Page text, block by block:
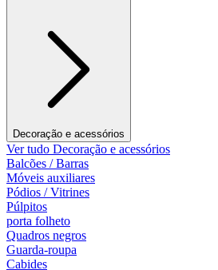
Decoração e acessórios
Ver tudo Decoração e acessórios
Balcões / Barras
Móveis auxiliares
Pódios / Vitrines
Púlpitos
porta folheto
Quadros negros
Guarda-roupa
Cabides